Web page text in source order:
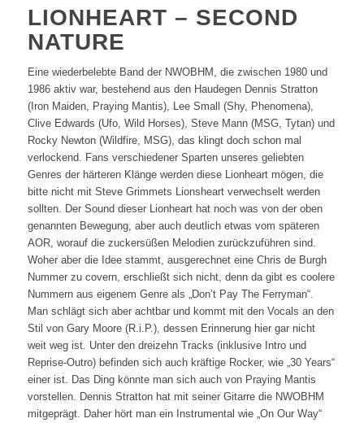
LIONHEART – SECOND
NATURE
Eine wiederbelebte Band der NWOBHM, die zwischen 1980 und
1986 aktiv war, bestehend aus den Haudegen Dennis Stratton
(Iron Maiden, Praying Mantis), Lee Small (Shy, Phenomena),
Clive Edwards (Ufo, Wild Horses), Steve Mann (MSG, Tytan) und
Rocky Newton (Wildfire, MSG), das klingt doch schon mal
verlockend. Fans verschiedener Sparten unseres geliebten
Genres der härteren Klänge werden diese Lionheart mögen, die
bitte nicht mit Steve Grimmets Lionsheart verwechselt werden
sollten. Der Sound dieser Lionheart hat noch was von der oben
genannten Bewegung, aber auch deutlich etwas vom späteren
AOR, worauf die zuckersüßen Melodien zurückzuführen sind.
Woher aber die Idee stammt, ausgerechnet eine Chris de Burgh
Nummer zu covern, erschließt sich nicht, denn da gibt es coolere
Nummern aus eigenem Genre als „Don’t Pay The Ferryman“.
Man schlägt sich aber achtbar und kommt mit den Vocals an den
Stil von Gary Moore (R.i.P.), dessen Erinnerung hier gar nicht
weit weg ist. Unter den dreizehn Tracks (inklusive Intro und
Reprise-Outro) befinden sich auch kräftige Rocker, wie „30 Years“
einer ist. Das Ding könnte man sich auch von Praying Mantis
vorstellen. Dennis Stratton hat mit seiner Gitarre die NWOBHM
mitgeprägt. Daher hört man ein Instrumental wie „On Our Way“